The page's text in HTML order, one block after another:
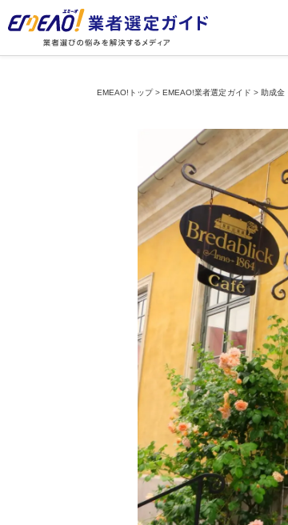
EMEAO!トップ>EMEAO!業者選定ガイド > 助成金